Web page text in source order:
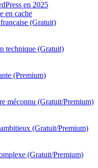
en 2025
en cache
(Gratuit)
technique (Gratuit)
(Premium)
méconnu (Gratuit/Premium)
(Gratuit/Premium)
(Gratuit/Premium)